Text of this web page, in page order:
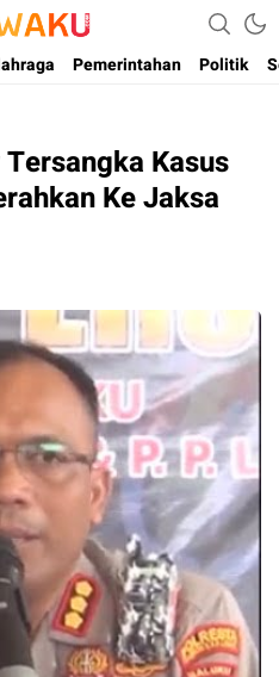
Maluku
Anak Maluku
Pemerintahan Politik
Kasus
Ke Jaksa